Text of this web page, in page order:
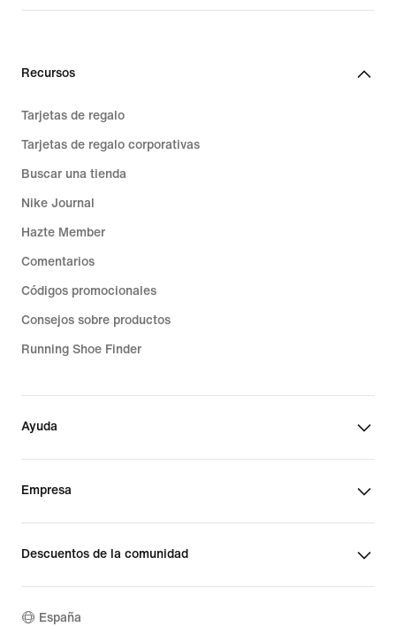
Recursos
Tarjetas de regalo
Tarjetas de regalo corporativas
Buscar una tienda
Nike Journal
Hazte Member
Comentarios
Códigos promocionales
Consejos sobre productos
Running Shoe Finder
Ayuda
Empresa
Descuentos de la comunidad
España